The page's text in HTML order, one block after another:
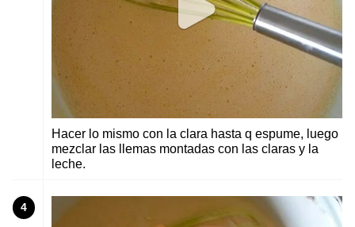
Hacer lo mismo con la clara hasta q espume, luego
mezclar las llemas montadas con las claras y la
leche.
4